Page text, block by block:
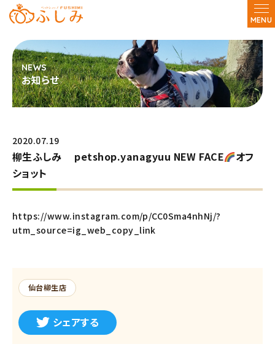
MENU
お知らせ
2020.07.19
柳生ふしみ petshop.yanagyuu NEW FACE
オフ
ショット
https://www.instagram.com/p/CC0Sma4nhNj/?
utm_source=ig_web_copy_link
仙台柳生店
シェアする